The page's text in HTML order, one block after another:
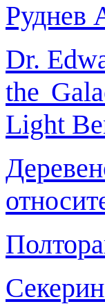
Руднев
Dr.
the
Light